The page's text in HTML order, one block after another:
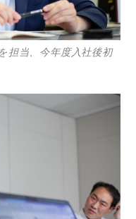
担当、今年度入社後初